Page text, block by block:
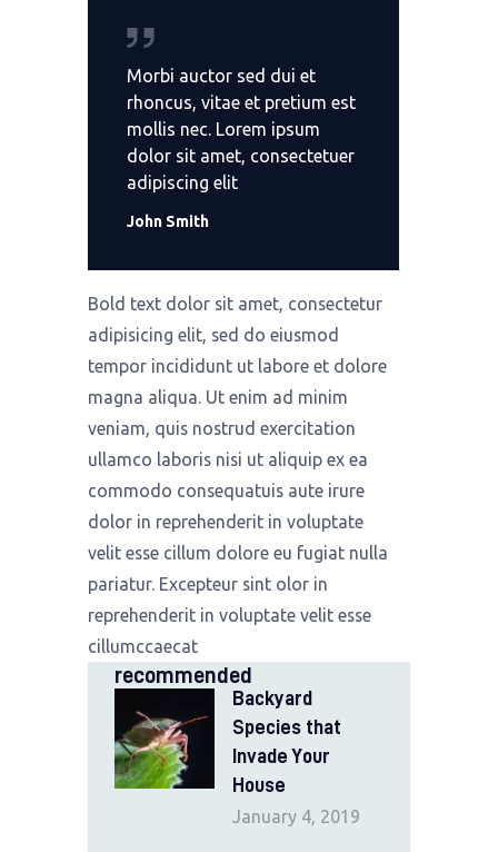
Morbi auctor sed dui et
rhoncus, vitae et pretium est
mollis nec. Lorem ipsum
dolor sit amet, consectetuer
adipiscing elit
John Smith
Bold text dolor sit amet, consectetur
adipisicing elit, sed do eiusmod
tempor incididunt ut labore et dolore
magna aliqua. Ut enim ad minim
veniam, quis nostrud exercitation
ullamco laboris nisi ut aliquip ex ea
commodo consequatuis aute irure
dolor in reprehenderit in voluptate
velit esse cillum dolore eu fugiat nulla
pariatur. Excepteur sint olor in
reprehenderit in voluptate velit esse
cillumccaecat
recommended
Backyard
Species that
Invade Your
House
January 4, 2019